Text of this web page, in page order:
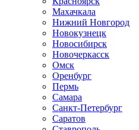
Махачкала
Нижний Новгород
Новокузнецк
Новосибирск
Новочеркаcск
Омск
Оренбург
Пермь
Самара
Санкт-Петербург
Саратов